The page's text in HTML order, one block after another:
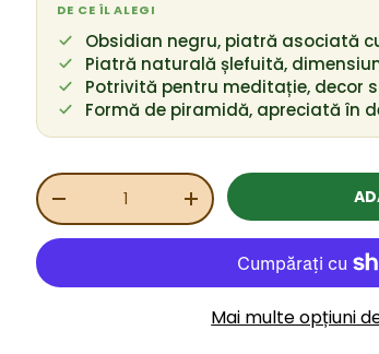
DE CE ÎL ALEGI
Obsidian negru, piatră asociată
Piatră naturală șlefuită,
Potrivită pentru meditație, decor
Formă de piramidă, apreciată în
Cant.
REDUCEȚI CANTITATEAMĂRIȚI CANTITATEA
Mai multe opțiuni